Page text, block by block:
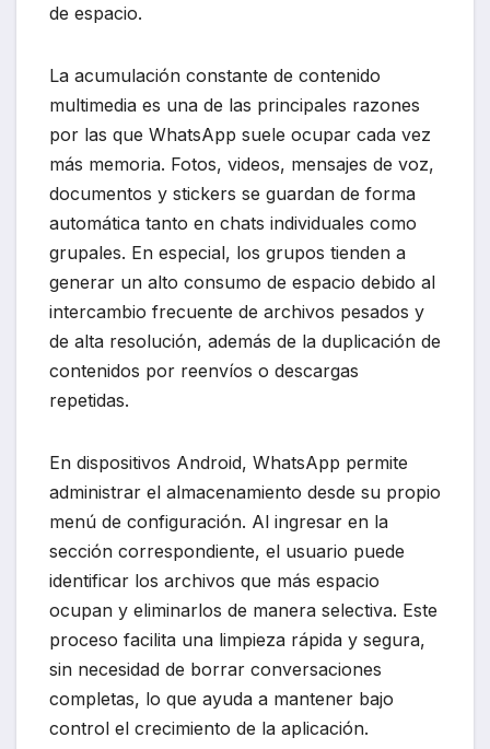
de espacio.
La acumulación constante de contenido
multimedia es una de las principales razones
por las que WhatsApp suele ocupar cada vez
más memoria. Fotos, videos, mensajes de voz,
documentos y stickers se guardan de forma
automática tanto en chats individuales como
grupales. En especial, los grupos tienden a
generar un alto consumo de espacio debido al
intercambio frecuente de archivos pesados y
de alta resolución, además de la duplicación de
contenidos por reenvíos o descargas
repetidas.
En dispositivos Android, WhatsApp permite
administrar el almacenamiento desde su propio
menú de configuración. Al ingresar en la
sección correspondiente, el usuario puede
identificar los archivos que más espacio
ocupan y eliminarlos de manera selectiva. Este
proceso facilita una limpieza rápida y segura,
sin necesidad de borrar conversaciones
completas, lo que ayuda a mantener bajo
control el crecimiento de la aplicación.